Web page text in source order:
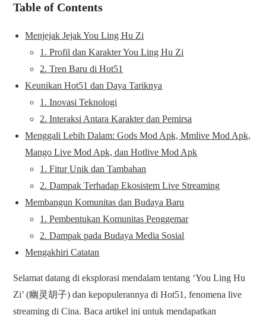
Table of Contents
Menjejak Jejak You Ling Hu Zi
1. Profil dan Karakter You Ling Hu Zi
2. Tren Baru di Hot51
Keunikan Hot51 dan Daya Tariknya
1. Inovasi Teknologi
2. Interaksi Antara Karakter dan Pemirsa
Menggali Lebih Dalam: Gods Mod Apk, Mmlive Mod Apk,
Mango Live Mod Apk, dan Hotlive Mod Apk
1. Fitur Unik dan Tambahan
2. Dampak Terhadap Ekosistem Live Streaming
Membangun Komunitas dan Budaya Baru
1. Pembentukan Komunitas Penggemar
2. Dampak pada Budaya Media Sosial
Mengakhiri Catatan
Selamat datang di eksplorasi mendalam tentang ‘You Ling Hu
Zi’ (幽灵胡子) dan kepopulerannya di Hot51, fenomena live
streaming di Cina. Baca artikel ini untuk mendapatkan